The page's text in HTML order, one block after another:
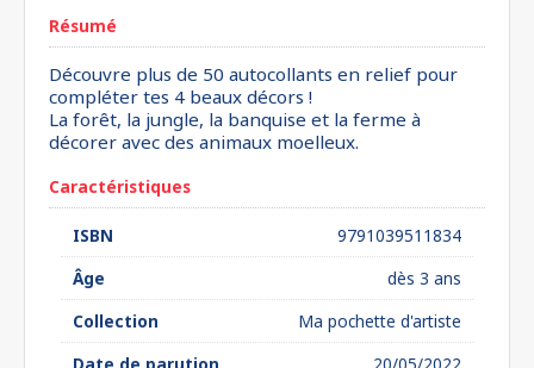
Résumé
Découvre plus de 50 autocollants en relief pour
compléter tes 4 beaux décors !
La forêt, la jungle, la banquise et la ferme à
décorer avec des animaux moelleux.
Caractéristiques
ISBN
9791039511834
Âge
dès 3 ans
Collection
Ma pochette d'artiste